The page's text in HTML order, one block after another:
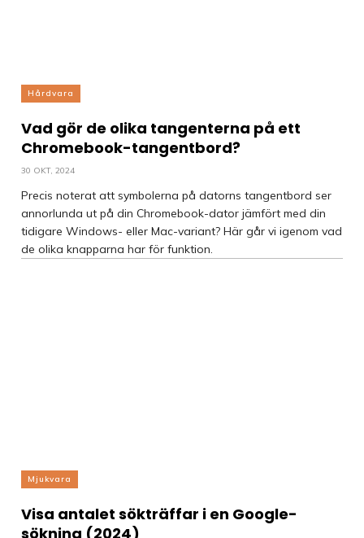
Hårdvara
Vad gör de olika tangenterna på ett
Chromebook-tangentbord?
30 OKT, 2024
Precis noterat att symbolerna på datorns tangentbord ser
annorlunda ut på din Chromebook-dator jämfört med din
tidigare Windows- eller Mac-variant? Här går vi igenom vad
de olika knapparna har för funktion.
Mjukvara
Visa antalet sökträffar i en Google-
sökning (2024)